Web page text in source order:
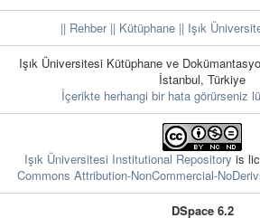
|| Rehber|| Kütüphane || Işık
Işık Üniversitesi Kütüphane ve
İstanbul, Türkiye
İçerikte herhangi bir hata görürseniz
Işık Üniversitesi Institutional Repository is
Commons Attribution-NonCommercial-
DSpace 6.2